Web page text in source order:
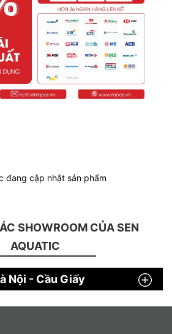
đang cập nhật sản phẩm
SHOWROOM CỦA SEN
AQUATIC
Nội - Cầu Giấy